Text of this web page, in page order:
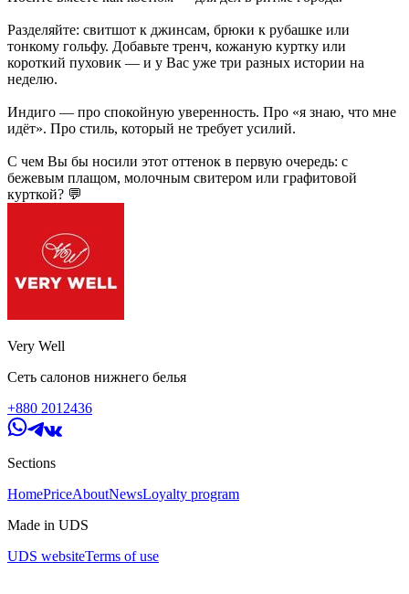
Разделяйте: свитшот к джинсам, брюки к рубашке или
тонкому гольфу. Добавьте тренч, кожаную куртку или
короткий пуховик — и у Вас уже три разных истории на
неделю.
Индиго — про спокойную уверенность. Про «я знаю, что мне
идёт». Про стиль, который не требует усилий.
С чем Вы бы носили этот оттенок в первую очередь: с
бежевым плащом, молочным свитером или графитовой
курткой? 💬
Very Well
Сеть салонов нижнего белья
+880 2012436
Sections
HomePriceAboutNewsLoyalty program
Made in UDS
UDS websiteTerms of use